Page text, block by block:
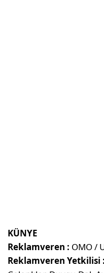
KÜNYE
Reklamveren : OMO /
Reklamveren Yetkilisi :